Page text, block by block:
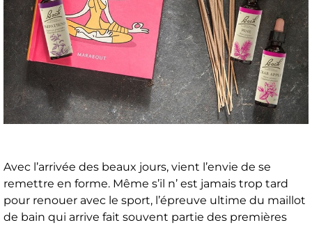
Avec l’arrivée des beaux jours, vient l’envie de se
remettre en forme. Même s’il n’ est jamais trop tard
pour renouer avec le sport, l’épreuve ultime du maillot
de bain qui arrive fait souvent partie des premières